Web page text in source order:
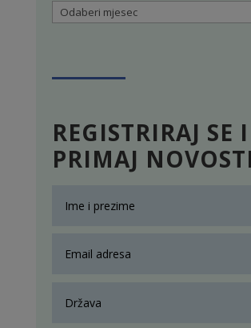
Arhiva
REGISTRIRAJ SE I
PRIMAJ